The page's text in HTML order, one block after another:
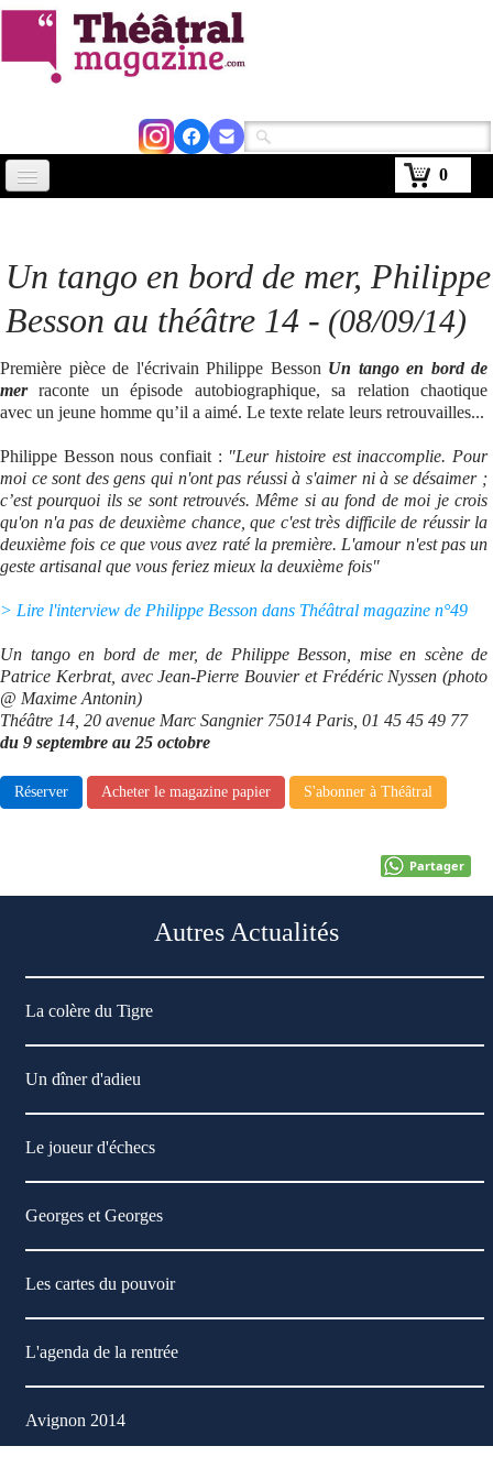
0
Avignon 2026
Agenda
Abonnement▼
Se connecter
Un tango en bord de mer, Philippe
Besson au théâtre 14 - (08/09/14)
Première pièce de l'écrivain Philippe Besson Un tango en bord de
merraconte un épisode autobiographique, sa relation chaotique
avec un jeune homme qu’il a aimé. Le texte relate leurs retrouvailles...
Philippe Besson nous confiait : "Leur histoire est inaccomplie. Pour
moi ce sont des gens qui n'ont pas réussi à s'aimer ni à se désaimer ;
c’est pourquoi ils se sont retrouvés. Même si au fond de moi je crois
qu'on n'a pas de deuxième chance, que c'est très difficile de réussir la
deuxième fois ce que vous avez raté la première. L'amour n'est pas un
geste artisanal que vous feriez mieux la deuxième fois"
> Lire l'interview de Philippe Besson dans Théâtral magazine n°49
Un tango en bord de mer, de Philippe Besson, mise en scène de
Patrice Kerbrat, avec Jean-Pierre Bouvier et Frédéric Nyssen (photo
@ Maxime Antonin)
Théâtre 14, 20 avenue Marc Sangnier 75014 Paris, 01 45 45 49 77
du 9 septembre au 25 octobre
Réserver Acheter le magazine papier S'abonner à Théâtral
Partager
Autres Actualités
La colère du Tigre
Un dîner d'adieu
Le joueur d'échecs
Georges et Georges
Les cartes du pouvoir
L'agenda de la rentrée
Avignon 2014